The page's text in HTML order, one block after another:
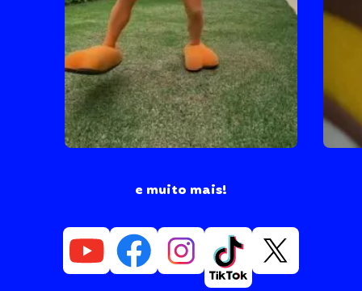
e muito mais!